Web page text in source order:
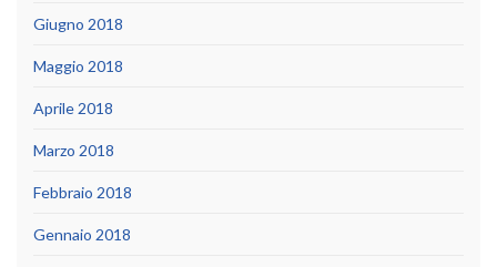
Giugno 2018
Maggio 2018
Aprile 2018
Marzo 2018
Febbraio 2018
Gennaio 2018